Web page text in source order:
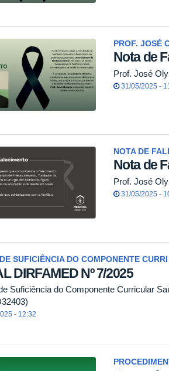
PROF. JOSÉ
Nota de
Prof. José
31/05/2025 -
NOTA DE
Nota de
Prof. José
31/05/2025 -
SUFICIÊNCIA DO COMPONENTE CURRI
DIRFAMED Nº 7/2025
Suficiência do Componente Curricular
- 12:32